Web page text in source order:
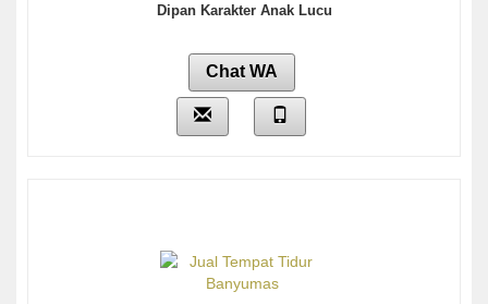
Dipan Karakter Anak Lucu
Chat WA